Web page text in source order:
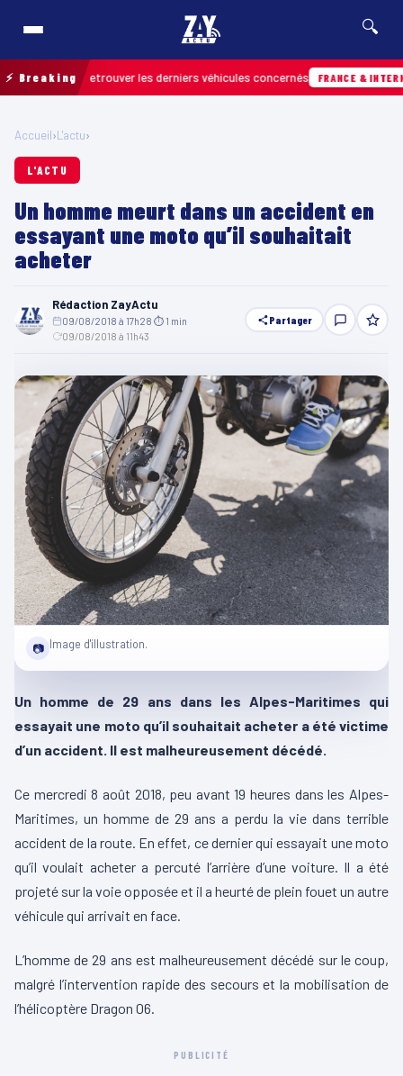
🔍
⚡ Breaking
pour retrouver les derniers véhicules concernés FRANCE &
Accueil›L'actu›
L'ACTU
Un homme meurt dans un accident en
essayant une moto qu’il souhaitait
acheter
Rédaction ZayActu
09/08/2018 à 17h28 ⏱ 1 min
09/08/2018 à 11h43
Partager
📷 Image d'illustration.
Un homme de 29 ans dans les Alpes-Maritimes qui
essayait une moto qu’il souhaitait acheter a été victime
d’un accident. Il est malheureusement décédé.
Ce mercredi 8 août 2018, peu avant 19 heures dans les Alpes-
Maritimes, un homme de 29 ans a perdu la vie dans terrible
accident de la route. En effet, ce dernier qui essayait une moto
qu’il voulait acheter a percuté l’arrière d’une voiture. Il a été
projeté sur la voie opposée et il a heurté de plein fouet un autre
véhicule qui arrivait en face.
L’homme de 29 ans est malheureusement décédé sur le coup,
malgré l’intervention rapide des secours et la mobilisation de
l’hélicoptère Dragon 06.
PUBLICITÉ